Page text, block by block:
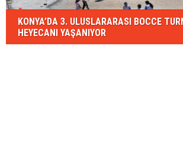
KONYA’DA 3. ULUSLARARASI BOCCE
HEYECANI YAŞANIYOR